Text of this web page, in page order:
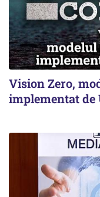
Vision Zero,
implementat de